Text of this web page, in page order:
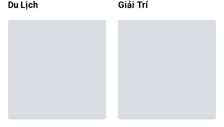
Du Lịch Giải Trí